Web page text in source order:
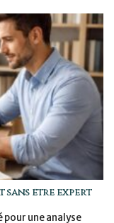
sans être expert
pour une analyse